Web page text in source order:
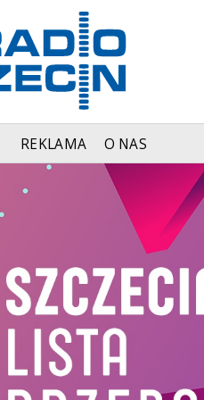
REKLAMA O NAS